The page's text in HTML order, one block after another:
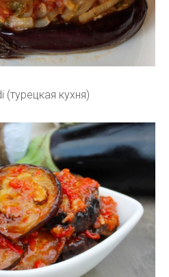
(турецкая кухня)